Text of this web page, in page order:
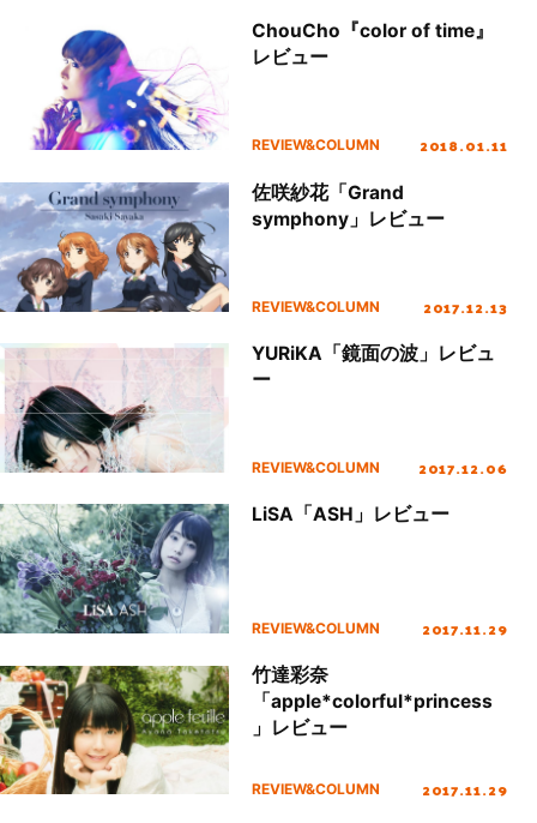
ChouCho『color of time』
レビュー
REVIEW&COLUMN 2018.01.11
佐咲紗花「Grand
symphony」レビュー
REVIEW&COLUMN 2017.12.13
YURiKA「鏡面の波」レビュ
ー
REVIEW&COLUMN 2017.12.06
LiSA「ASH」レビュー
REVIEW&COLUMN 2017.11.29
竹達彩奈
「apple*colorful*princess
」レビュー
REVIEW&COLUMN 2017.11.29